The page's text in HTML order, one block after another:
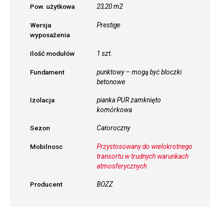
Pow. użytkowa 23,20 m2
Wersja
wyposażenia
Prestige
Ilość modułów 1 szt.
Fundament
punktowy – mogą być bloczki
betonowe
Izolacja
pianka PUR zamknięto
komórkowa
Sezon Całoroczny
Mobilnosc
Przystosowany do wielokrotnego
transortu w trudnych warunkach
atmosferycznych
Producent BOZZ